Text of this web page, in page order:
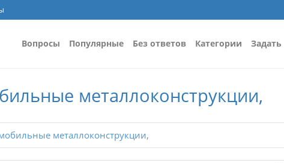
Вопросы Популярные Без ответов Категории
металлоконструкции,
металлоконструкции,